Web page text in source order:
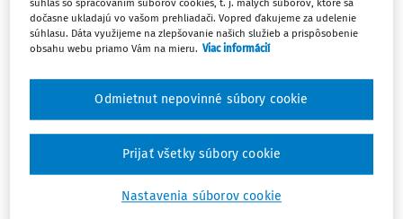
2. ) Provízie z predaja vstupeniek na kultúrne podujatia
organizované inými organizátormi (Ticketportal, divadlá,
kino) - mohlo by to byť oslobodené podľa § 34 zákona o
3.) Vstupenka a jazda astrovlakom - jazda vlakom na
astronomické pozorovanie oblohy - bolo by to možné
oslobodiť v podľa § 34 zákona o DPH?
4.) Predaj regionálnych kariet (zľavované karty na
súhlas so spracovaním súborov cookies, t. j. malých súborov, ktoré sa
dočasne ukladajú vo vašom prehliadači. Vopred ďakujeme za udelenie
súhlasu. Dáta využijeme na zlepšovanie našich služieb a prispôsobenie
obsahu webu priamo Vám na mieru. Viac informácií
Nastavenia súborov cookie
Odmietnut nepovinné súbory cookie
Prijať všetky súbory cookie